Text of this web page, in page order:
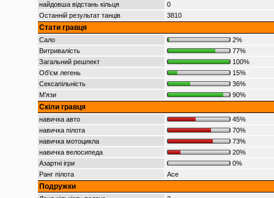
найдовша відстань кільця
0
Останній результат танців
3810
Стати гравця
Сало
2%
Витривалість
77%
Загальний решпект
100%
Об’єм легень
15%
Сексапільність
36%
М’язи
90%
Скіли гравця
навичка авто
45%
навичка пілота
70%
навичка мотоцикла
73%
навичка велосипеда
20%
Азартні ігри
0%
Ранг пілота
Ace
Подружки